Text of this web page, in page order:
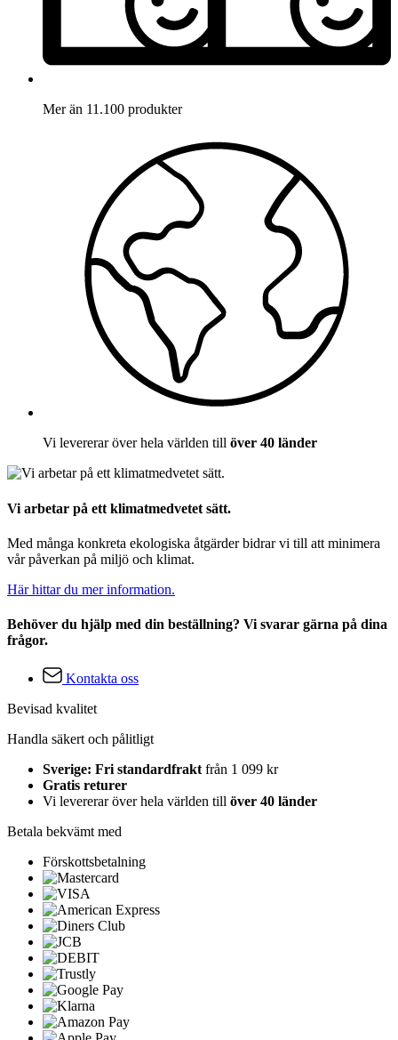
Mer än 11.100 produkter
Vi levererar över hela världen till över 40 länder
Vi arbetar på ett klimatmedvetet sätt.
Med många konkreta ekologiska åtgärder bidrar vi till att minimera
vår påverkan på miljö och klimat.
Här hittar du mer information.
Behöver du hjälp med din beställning? Vi svarar gärna på dina
frågor.
Kontakta oss
Bevisad kvalitet
Handla säkert och pålitligt
Sverige: Fri standardfraktfrån 1 099 kr
Gratis returer
Vi levererar över hela världen till över 40 länder
Betala bekvämt med
Förskottsbetalning